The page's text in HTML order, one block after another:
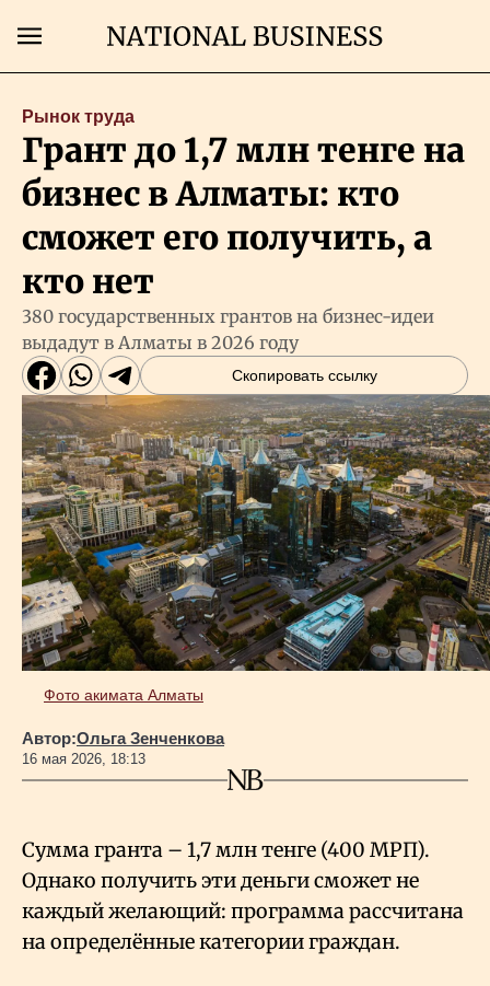
Главная
Бизнес
Рынки
Технологии
Власть
Геополитика
Исследования
Люди
Life & Arts
Все новости
Рынок труда
Грант до 1,7 млн тенге на
бизнес в Алматы: кто
сможет его получить, а
кто нет
380 государственных грантов на бизнес-идеи
выдадут в Алматы в 2026 году
Скопировать ссылку
Фото акимата Алматы
Автор:Ольга Зенченкова
16 мая 2026, 18:13
Сумма гранта – 1,7 млн тенге (400 МРП).
Однако получить эти деньги сможет не
каждый желающий: программа рассчитана
на определённые категории граждан.